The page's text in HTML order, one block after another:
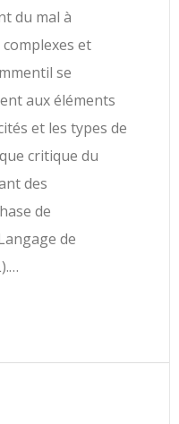
du mal à
et
se
aux éléments
et les types de
critique du
des
de
de